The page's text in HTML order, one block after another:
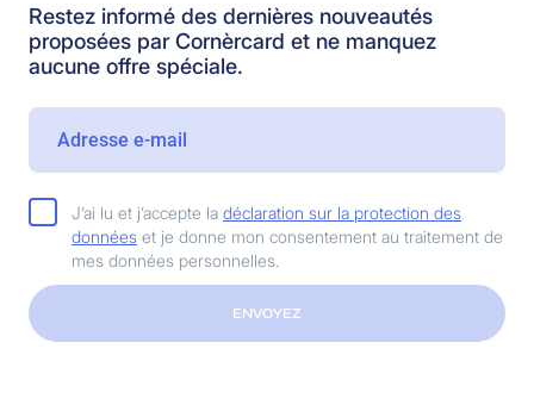
Restez informé des dernières nouveautés
proposées par Cornèrcard et ne manquez
aucune offre spéciale.
J’ai lu et j’accepte la déclaration sur la protection des
données et je donne mon consentement au traitement de
mes données personnelles.
ENVOYEZ